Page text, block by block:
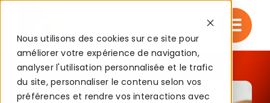
Nous utilisons des cookies sur ce site pour
améliorer votre expérience de navigation,
analyser l'utilisation personnalisée et le trafic
du site, personnaliser le contenu selon vos
préférences et rendre vos interactions avec
content